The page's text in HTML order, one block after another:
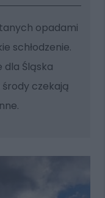
opadami
schłodzenie.
dla Śląska
czekają